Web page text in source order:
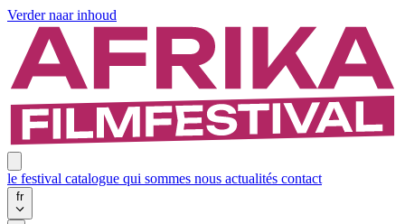
Verder naar inhoud
le festival catalogue qui sommes nous actualités contact
fr